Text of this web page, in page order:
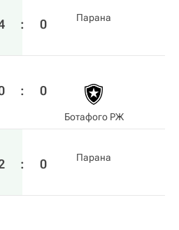
: 0 Парана
: 0
Ботафого РЖ
: 0 Парана